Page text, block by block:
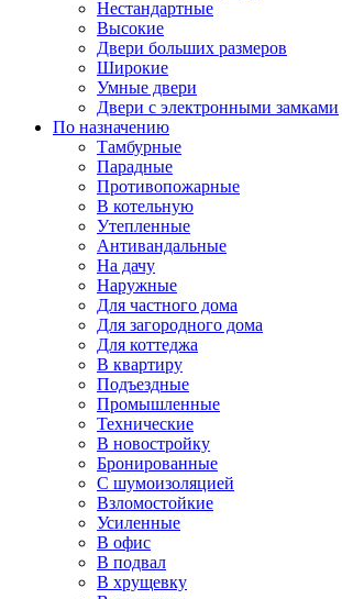
Нестандартные
Высокие
Двери больших размеров
Широкие
Умные двери
Двери с электронными замками
По назначению
Тамбурные
Парадные
Противопожарные
В котельную
Утепленные
Антивандальные
На дачу
Наружные
Для частного дома
Для загородного дома
Для коттеджа
В квартиру
Подъездные
Промышленные
Технические
В новостройку
Бронированные
С шумоизоляцией
Взломостойкие
Усиленные
В офис
В подвал
В хрущевку